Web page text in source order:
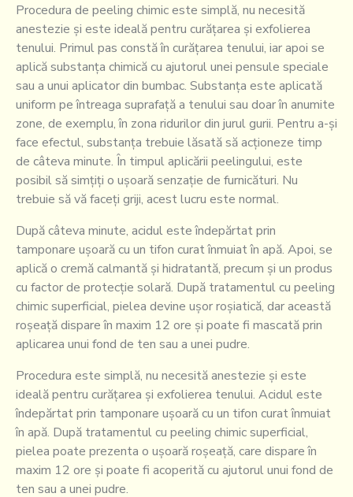
Procedura de peeling chimic este simplă, nu necesită
anestezie și este ideală pentru curățarea și exfolierea
tenului. Primul pas constă în curățarea tenului, iar apoi se
aplică substanța chimică cu ajutorul unei pensule speciale
sau a unui aplicator din bumbac. Substanța este aplicată
uniform pe întreaga suprafață a tenului sau doar în anumite
zone, de exemplu, în zona ridurilor din jurul gurii. Pentru a-și
face efectul, substanța trebuie lăsată să acționeze timp
de câteva minute. În timpul aplicării peelingului, este
posibil să simțiți o ușoară senzație de furnicături. Nu
trebuie să vă faceți griji, acest lucru este normal.
După câteva minute, acidul este îndepărtat prin
tamponare ușoară cu un tifon curat înmuiat în apă. Apoi, se
aplică o cremă calmantă și hidratantă, precum și un produs
cu factor de protecție solară. După tratamentul cu peeling
chimic superficial, pielea devine ușor roșiatică, dar această
roșeață dispare în maxim 12 ore și poate fi mascată prin
aplicarea unui fond de ten sau a unei pudre.
Procedura este simplă, nu necesită anestezie și este
ideală pentru curățarea și exfolierea tenului. Acidul este
îndepărtat prin tamponare ușoară cu un tifon curat înmuiat
în apă. După tratamentul cu peeling chimic superficial,
pielea poate prezenta o ușoară roșeață, care dispare în
maxim 12 ore și poate fi acoperită cu ajutorul unui fond de
ten sau a unei pudre.